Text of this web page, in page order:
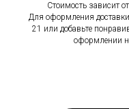
Стоимость зависит
Для оформления
21 или добавьте
оформлении